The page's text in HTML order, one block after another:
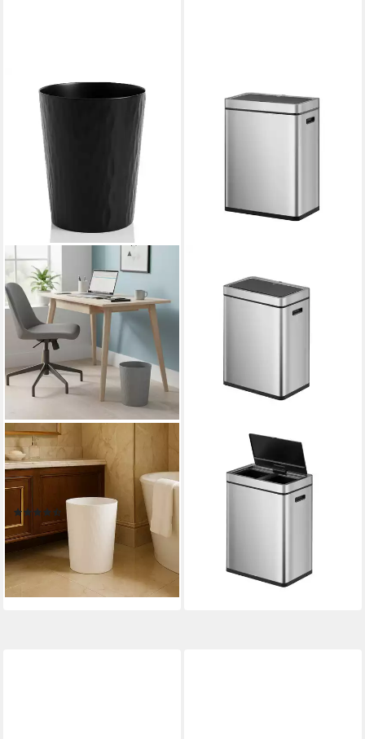
SINOBA
Papierkorb moderner
Mülleimer Papiereimer 9099
(8)
7,95 € UVP
-47%
lieferbar - in 2-3 Werktagen bei dir
+4
PROREGAL®
Mülleimer Stylischer Sensor-
Mülleimer aus Edelstahl,
30+15+15L, Silber